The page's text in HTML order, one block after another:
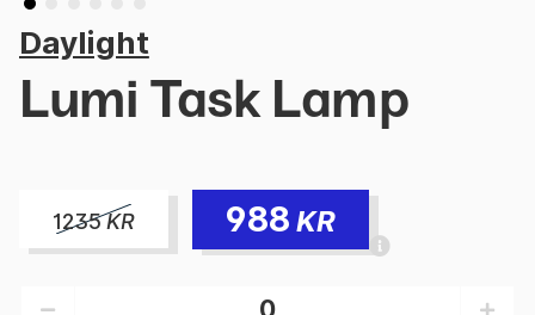
Daylight
Lumi Task Lamp
1235KR 988 KR